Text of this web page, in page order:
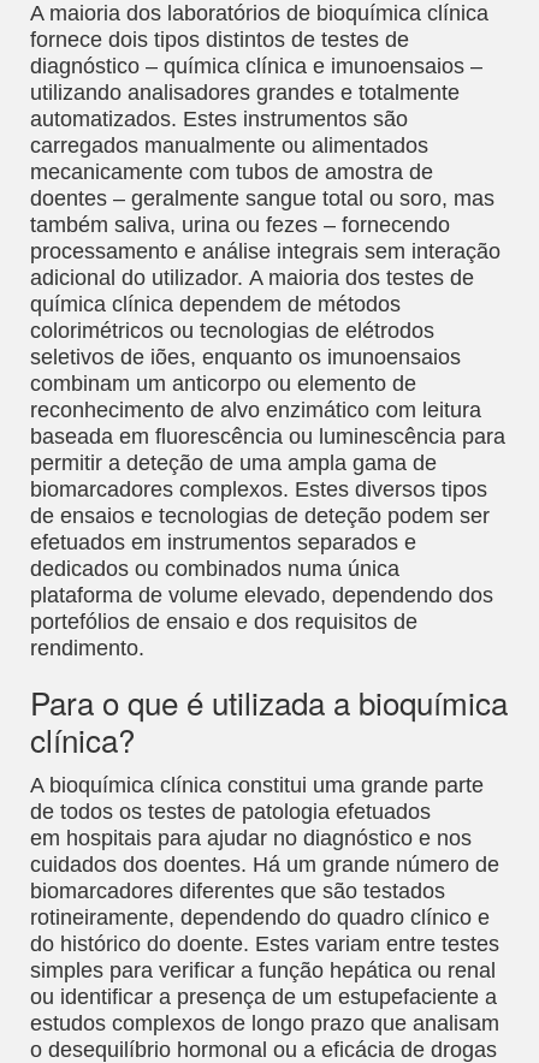
A maioria dos laboratórios de bioquímica clínica
fornece dois tipos distintos de testes de
diagnóstico – química clínica e imunoensaios –
utilizando analisadores grandes e totalmente
automatizados. Estes instrumentos são
carregados manualmente ou alimentados
mecanicamente com tubos de amostra de
doentes – geralmente sangue total ou soro, mas
também saliva, urina ou fezes – fornecendo
processamento e análise integrais sem interação
adicional do utilizador. A maioria dos testes de
química clínica dependem de métodos
colorimétricos ou tecnologias de elétrodos
seletivos de iões, enquanto os imunoensaios
combinam um anticorpo ou elemento de
reconhecimento de alvo enzimático com leitura
baseada em fluorescência ou luminescência para
permitir a deteção de uma ampla gama de
biomarcadores complexos. Estes diversos tipos
de ensaios e tecnologias de deteção podem ser
efetuados em instrumentos separados e
dedicados ou combinados numa única
plataforma de volume elevado, dependendo dos
portefólios de ensaio e dos requisitos de
rendimento.
Para o que é utilizada a bioquímica
clínica?
A bioquímica clínica constitui uma grande parte
de todos os testes de patologia efetuados
em hospitais para ajudar no diagnóstico e nos
cuidados dos doentes. Há um grande número de
biomarcadores diferentes que são testados
rotineiramente, dependendo do quadro clínico e
do histórico do doente. Estes variam entre testes
simples para verificar a função hepática ou renal
ou identificar a presença de um estupefaciente a
estudos complexos de longo prazo que analisam
o desequilíbrio hormonal ou a eficácia de drogas